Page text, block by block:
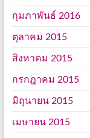
กุมภาพันธ์ 2016
ตุลาคม 2015
สิงหาคม 2015
กรกฎาคม 2015
มิถุนายน 2015
เมษายน 2015